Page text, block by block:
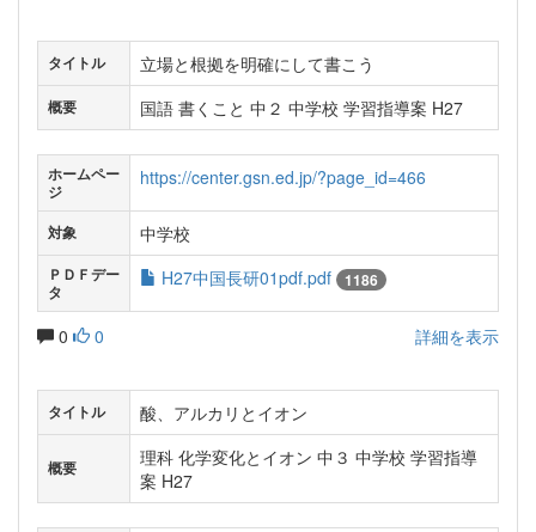
タイトル 立場と根拠を明確にして書こう
概要 国語 書くこと 中２ 中学校 学習指導案 H27
ホームペー
ジ
https://center.gsn.ed.jp/?page_id=466
対象 中学校
ＰＤＦデー
タ
H27中国長研01pdf.pdf 1186
0 0 詳細を表示
タイトル 酸、アルカリとイオン
概要
理科 化学変化とイオン 中３ 中学校 学習指導
案 H27